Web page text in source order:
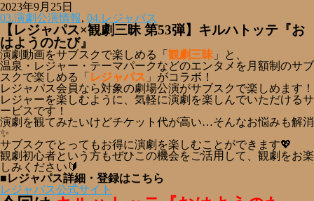
2023年9月25日
03.演劇公演情報, 04.レジャパス
【レジャパス×観劇三昧 第53弾】キルハトッテ『お
はようのたび』
演劇動画をサブスクで楽しめる「 観劇三昧 」と、
温泉・レジャー・テーマパークなどのエンタメを月額制のサブ
スクで楽しめる「 レジャパス 」がコラボ！
レジャパス会員なら対象の劇場公演がサブスクで楽しめます！
レジャーを楽しむように、気軽に演劇を楽しんでいただけるサ
ービスです！
演劇を観てみたいけどチケット代が高い…そんなお悩みも解消
✨
サブスクでとってもお得に演劇を楽しむことができます💖
観劇初心者という方もぜひこの機会をご活用して、観劇をお楽
しみください🔰
■レジャパス詳細・登録はこちら
レジャパス公式サイト